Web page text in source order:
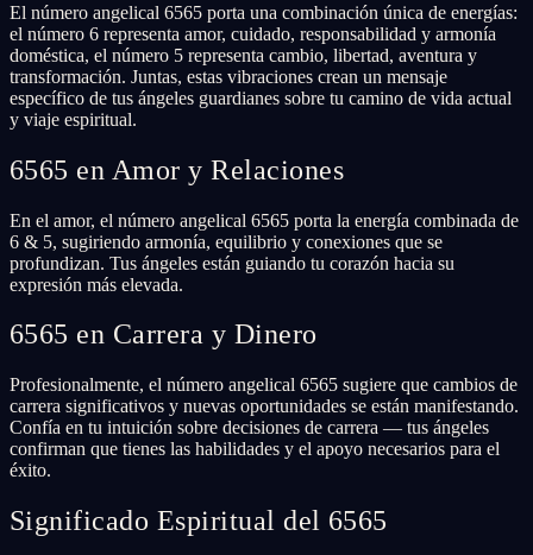
El número angelical 6565 porta una combinación única de energías:
el número 6 representa amor, cuidado, responsabilidad y armonía
doméstica, el número 5 representa cambio, libertad, aventura y
transformación. Juntas, estas vibraciones crean un mensaje
específico de tus ángeles guardianes sobre tu camino de vida actual
y viaje espiritual.
6565 en Amor y Relaciones
En el amor, el número angelical 6565 porta la energía combinada de
6 & 5, sugiriendo armonía, equilibrio y conexiones que se
profundizan. Tus ángeles están guiando tu corazón hacia su
expresión más elevada.
6565 en Carrera y Dinero
Profesionalmente, el número angelical 6565 sugiere que cambios de
carrera significativos y nuevas oportunidades se están manifestando.
Confía en tu intuición sobre decisiones de carrera — tus ángeles
confirman que tienes las habilidades y el apoyo necesarios para el
éxito.
Significado Espiritual del 6565